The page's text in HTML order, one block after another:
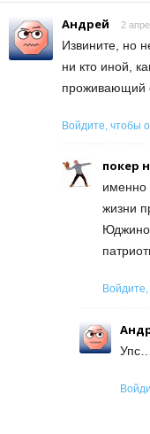
Андрей 2
Извините, но
ни кто иной,
проживающий
Войдите, чтобы
покер
именно
жизни